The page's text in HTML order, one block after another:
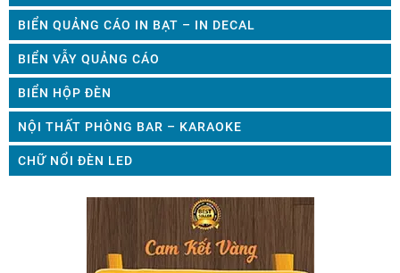
BIỂN QUẢNG CÁO IN BẠT – IN DECAL
BIỂN VẪY QUẢNG CÁO
BIỂN HỘP ĐÈN
NỘI THẤT PHÒNG BAR – KARAOKE
CHỮ NỔI ĐÈN LED